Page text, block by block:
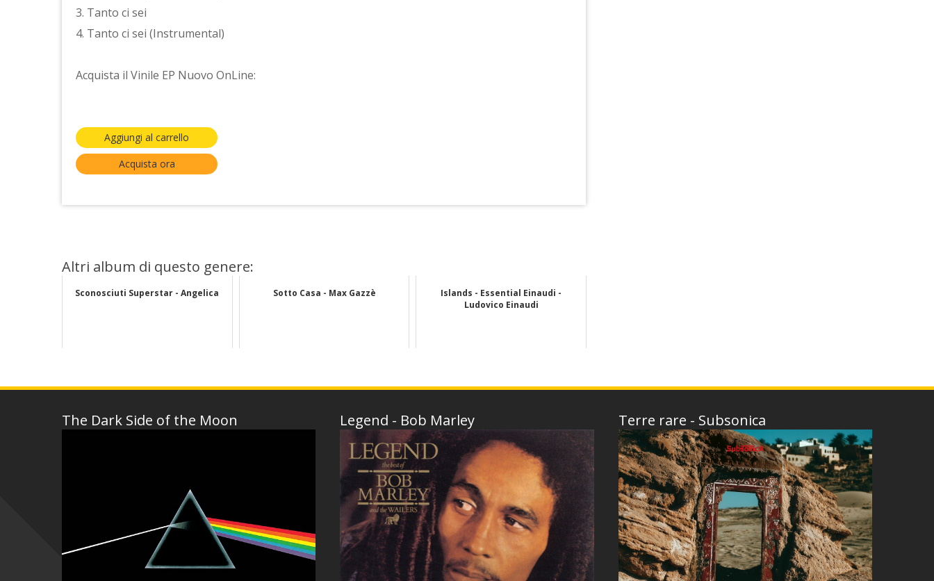
3. Tanto ci sei
4. Tanto ci sei (Instrumental)
Acquista il Vinile EP Nuovo OnLine:
Aggiungi al carrello
Acquista ora
Altri album di questo genere:
Sconosciuti Superstar - Angelica Sotto Casa - Max Gazzè
Islands - Essential Einaudi -
Ludovico Einaudi
The Dark Side of the Moon Legend - Bob Marley Terre rare - Subsonica